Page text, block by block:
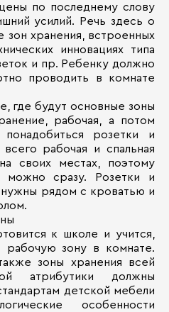
по последнему слову
усилий. Речь здесь о
зон хранения, встроенных
инновациях типа
и пр. Ребенку должно
проводить в комнате
где будут основные зоны
рабочая, а потом
розетки и
рабочая и спальная
своих местах, поэтому
можно сразу. Розетки и
нужны рядом с кроватью и
к школе и учится,
рабочую зону в комнате.
зоны хранения всей
атрибутики должны
детской мебели
особенности